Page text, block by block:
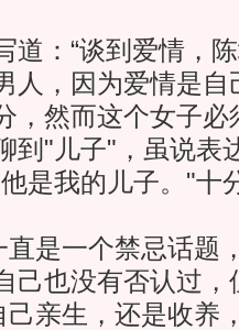
：“谈到爱情，陈
人，因为爱情是自
，然而这个女子必
到"儿子"，虽说表
是我的儿子。"十
是一个禁忌话题
己也没有否认过，
己亲生，还是收养